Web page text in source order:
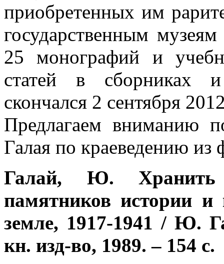
приобретенных им
государственным
25 монографий и
статей в сборниках
скончался 2 сентября
Предлагаем вниманию
Галая по краеведению
Галай, Ю. Хранить
памятников истории и
земле, 1917-1941 / Ю.
кн. изд-во, 1989. – 154 с.